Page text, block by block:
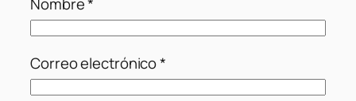
Correo electrónico*